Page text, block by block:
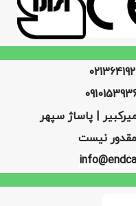
| پاساژ سپهر
نیست